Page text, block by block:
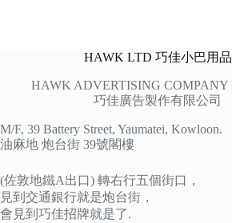
HAWK LTD 巧佳小巴用品
HAWK ADVERTISING
巧佳廣告製作有限公司
M/F, 39 Battery Street, Yaumatei, Kowloon.
油麻地 炮台街 39號閣樓
(佐敦地鐵A出口) 轉右行五個街口，
見到交通銀行就是炮台街，
會見到巧佳招牌就是了.